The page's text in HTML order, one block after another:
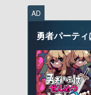
AD
勇者パーティ